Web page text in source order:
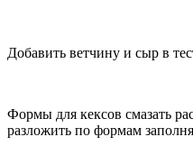
Добавить ветчину и сыр в
Формы для кексов смазать
разложить по формам